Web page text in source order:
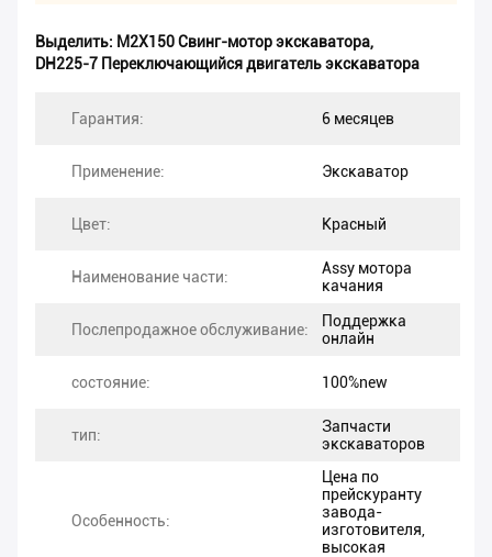
Выделить: M2X150 Свинг-мотор экскаватора,
DH225-7 Переключающийся двигатель экскаватора
Гарантия: 6 месяцев
Применение: Экскаватор
Цвет: Красный
Наименование части:
Assy мотора
качания
Послепродажное обслуживание:
Поддержка
онлайн
состояние: 100%new
тип:
Запчасти
экскаваторов
Особенность:
Цена по
прейскуранту
завода-
изготовителя,
высокая